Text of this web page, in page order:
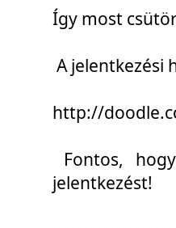
Így most
A jelentkezési
http://
Fontos,
jelentkezést!